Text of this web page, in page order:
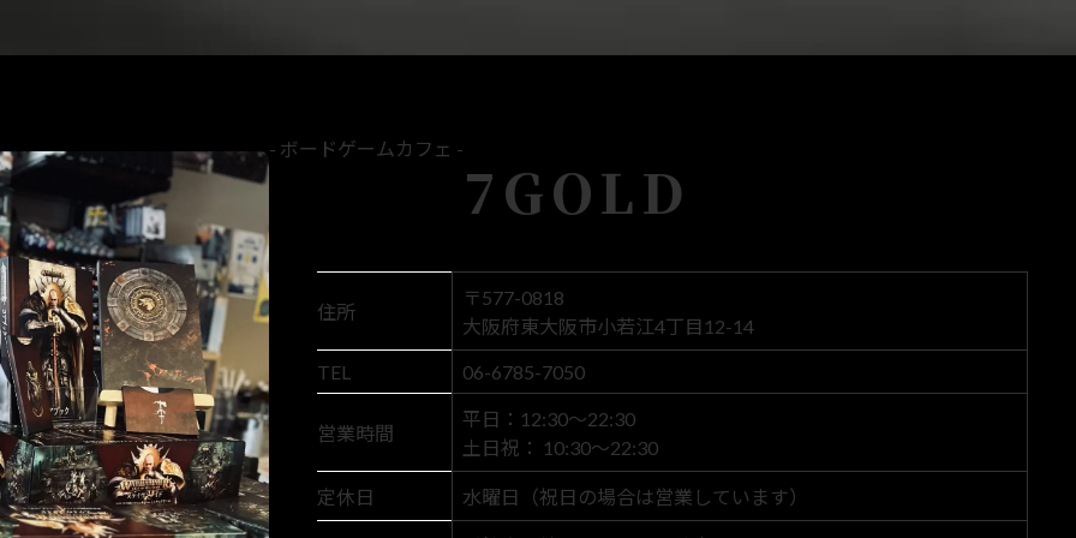
- ボードゲームカフェ -
7GOLD
住所
〒577-0818
大阪府東大阪市小若江4丁目12-14
TEL
06-6785-7050
営業時間
平日：12:30～22:30
土日祝： 10:30～22:30
定休日 水曜日（祝日の場合は営業しています）